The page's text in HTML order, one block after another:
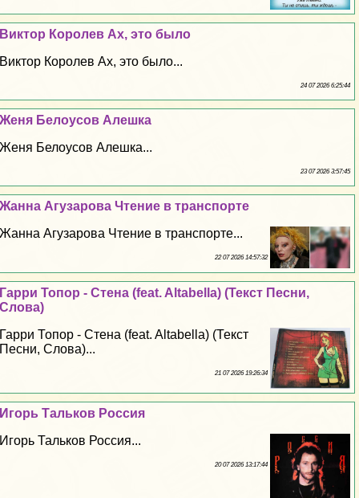
Виктор Королев Ах, это было
Виктор Королев Ах, это было...
24 07 2026 6:25:44
Женя Белоусов Алешка
Женя Белоусов Алешка...
23 07 2026 3:57:45
Жанна Агузарова Чтение в трaнcпорте
Жанна Агузарова Чтение в трaнcпорте...
22 07 2026 14:57:32
Гарри Топор - Стена (feat. Altabella) (Текст Песни,
Слова)
Гарри Топор - Стена (feat. Altabella) (Текст
Песни, Слова)...
21 07 2026 19:26:34
Игорь Тальков Россия
Игорь Тальков Россия...
20 07 2026 13:17:44